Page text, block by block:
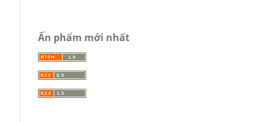
Ấn phẩm mới nhất